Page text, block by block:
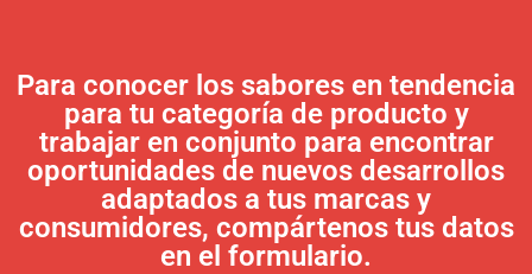
Para conocer los sabores en tendencia
para tu categoría de producto y
trabajar en conjunto para encontrar
oportunidades de nuevos desarrollos
adaptados a tus marcas y
consumidores, compártenos tus datos
en el formulario.